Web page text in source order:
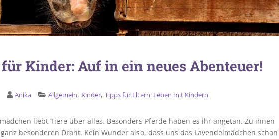
Kinder: Auf in ein neues Abenteuer!
Anika Allgemein, Kinder, Tipps für Eltern: Leben mit Kindern
liebt Tiere über alles. Besonders Pferde haben es ihr angetan. Zu ihnen
besonderen Draht. Kein Wunder also, dass uns das Lavendelmädchen schon